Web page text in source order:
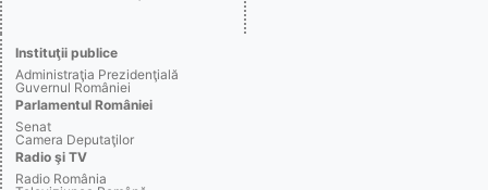
Instituţii publice
Administraţia Prezidenţială
Guvernul României
Parlamentul României
Senat
Camera Deputaţilor
Radio şi TV
Radio România